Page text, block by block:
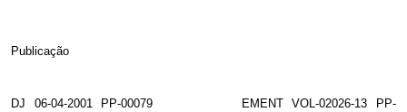
Publicação
DJ 06-04-2001 PP-00079
EMENT VOL-02026-13 PP-